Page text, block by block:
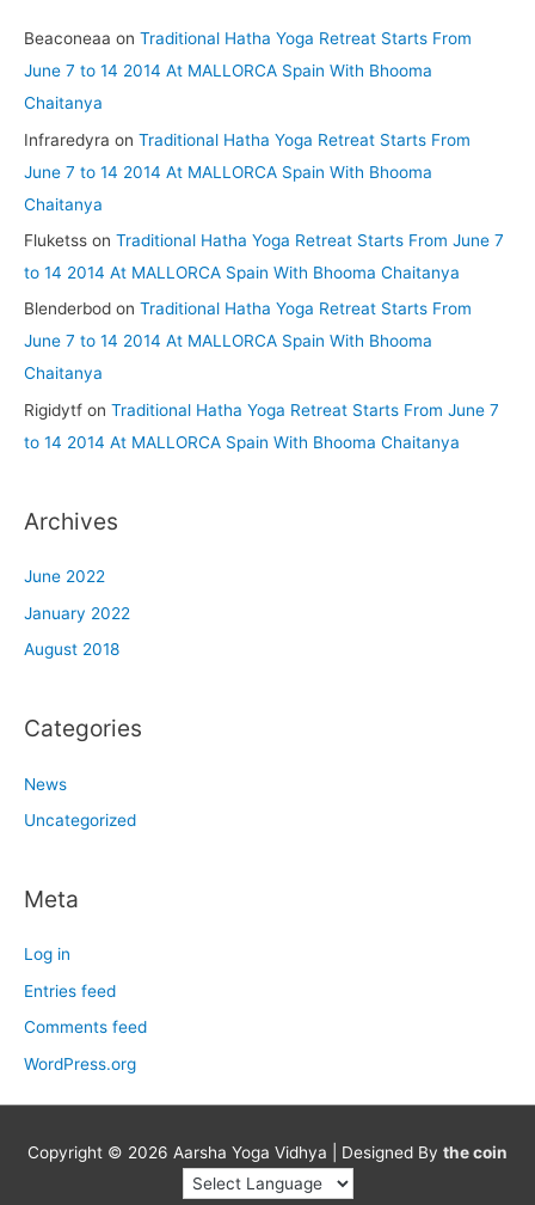
Beaconeaa on Traditional Hatha Yoga Retreat Starts From
June 7 to 14 2014 At MALLORCA Spain With Bhooma
Chaitanya
Infraredyra on Traditional Hatha Yoga Retreat Starts From
June 7 to 14 2014 At MALLORCA Spain With Bhooma
Chaitanya
Fluketss on Traditional Hatha Yoga Retreat Starts From June 7
to 14 2014 At MALLORCA Spain With Bhooma Chaitanya
Blenderbod on Traditional Hatha Yoga Retreat Starts From
June 7 to 14 2014 At MALLORCA Spain With Bhooma
Chaitanya
Rigidytf on Traditional Hatha Yoga Retreat Starts From June 7
to 14 2014 At MALLORCA Spain With Bhooma Chaitanya
Archives
June 2022
January 2022
August 2018
Categories
News
Uncategorized
Meta
Log in
Entries feed
Comments feed
WordPress.org
Copyright © 2026 Aarsha Yoga Vidhya | Designed By the coin